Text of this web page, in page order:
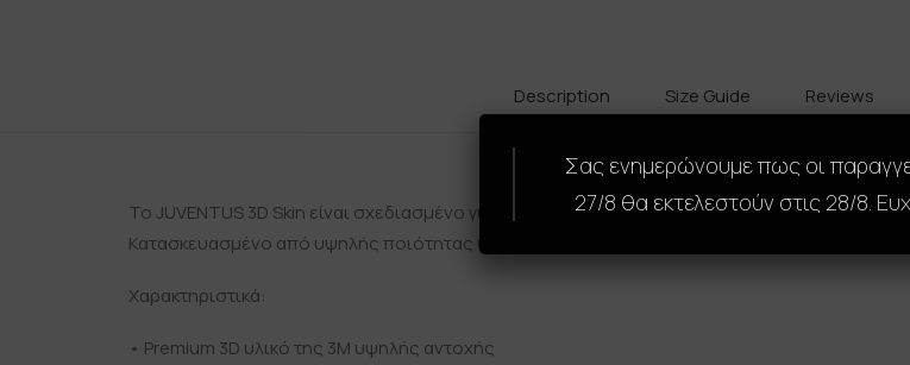
Description Size Guide Reviews
To JUVENTUS 3D Skin είναι σχεδιασμένο για να μεταμορφώσει πλήρως το κινητό σου με ένα
Κατασκευασμένο από υψηλής ποιότητας υλικά 3M, προσφέρει τέλεια εφαρμογή και
Χαρακτηριστικά:
• Premium 3D υλικό της 3Μ υψηλής αντοχής
Σας ενημερώνουμε πως οι
27/8 θα εκτελεστούν στις 28/8.